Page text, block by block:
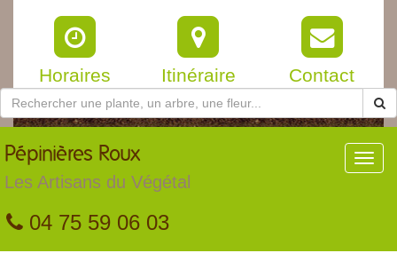
Horaires Itinéraire Contact
Pépinières Roux
Les Artisans du Végétal
04 75 59 06 03